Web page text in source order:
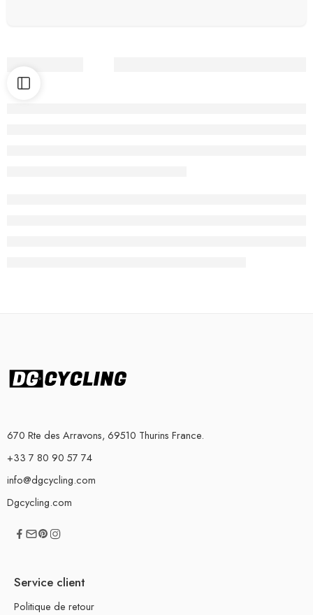
670 Rte des Arravons, 69510 Thurins France.
+33 7 80 90 57 74
info@dgcycling.com
Dgcycling.com
Service client
Politique de retour